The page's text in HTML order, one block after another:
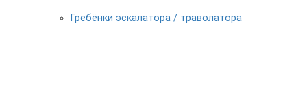
Гребёнки эскалатора / траволатора